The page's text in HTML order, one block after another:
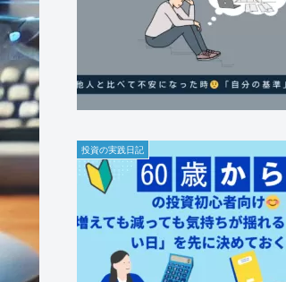
投資の実践日記